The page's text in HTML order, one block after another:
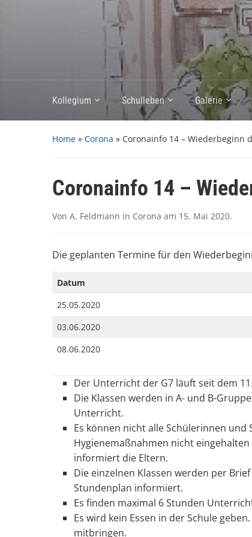
Kollegium Schulleben Galerie
Home » Corona » Coronainfo 14 – Wiederbeginn
Coronainfo 14 –
Von A. Feldmann in Corona am 15. Mai 2020.
Die geplanten Termine für den
Datum
25.05.2020
03.06.2020
08.06.2020
Der Unterricht der G7 läuft seit dem
Die Klassen werden in A- und B-
Unterricht.
Es können nicht alle Schülerinnen
Hygienemaßnahmen nicht
informiert die Eltern.
Die einzelnen Klassen werden per
Stundenplan informiert.
Es finden maximal 6 Stunden
Es wird kein Essen in der Schule
mitbringen.